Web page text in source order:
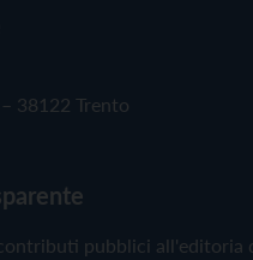
38122 Trento
pubblici all'editoria